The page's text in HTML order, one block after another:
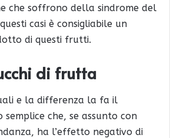
che soffrono della sindrome del
casi è consigliabile un
di questi frutti.
di frutta
e la differenza la fa il
che, se assunto con
ha l’effetto negativo di